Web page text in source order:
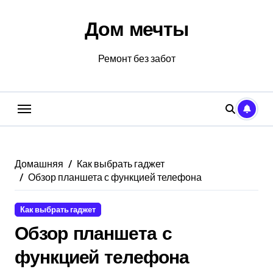
Дом мечты
Ремонт без забот
Домашняя
Как выбрать гаджет
Обзор планшета с функцией телефона
Как выбрать гаджет
Обзор планшета с
функцией телефона